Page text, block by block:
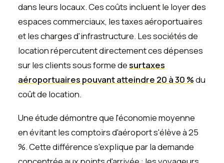
dans leurs locaux. Ces coûts incluent le loyer des
espaces commerciaux, les taxes aéroportuaires
et les charges d'infrastructure. Les sociétés de
location répercutent directement ces dépenses
sur les clients sous forme desurtaxes
aéroportuaires pouvant atteindre 20 à 30 %du
coût de location.
Une étude démontre que l'économie moyenne
en évitant les comptoirs d'aéroport s'élève à 25
%. Cette différence s'explique par la demande